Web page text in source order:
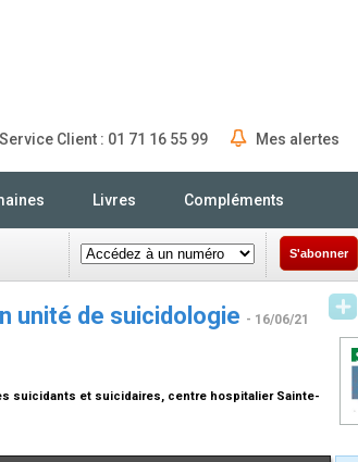
Service Client : 01 71 16 55 99 Mes alertes
Livres Compléments
S'abonner
unité de suicidologie - 16/06/21
suicidants et suicidaires, centre hospitalier Sainte-